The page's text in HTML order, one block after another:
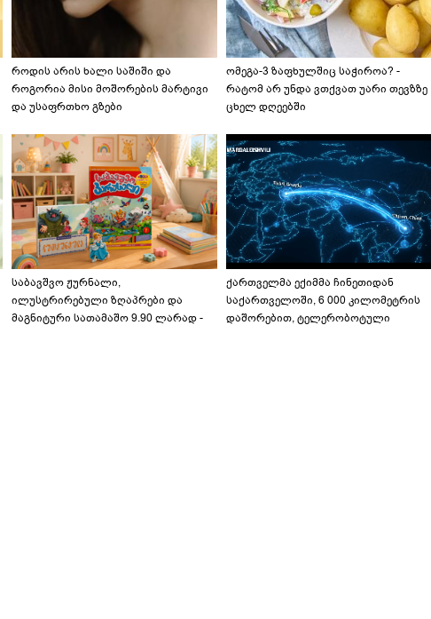
როდის არის ხალი საშიში და
როგორია მისი მოშორების მარტივი
და უსაფრთხო გზები
ომეგა-3 ზაფხულშიც საჭიროა? -
რატომ არ უნდა ვთქვათ უარი თევზზე
ცხელ დღეებში
საბავშვო ჟურნალი,
ილუსტრირებული ზღაპრები და
მაგნიტური სათამაშო 9.90 ლარად -
ქართველმა ექიმმა ჩინეთიდან
საქართველოში, 6 000 კილომეტრის
დაშორებით, ტელერობოტული